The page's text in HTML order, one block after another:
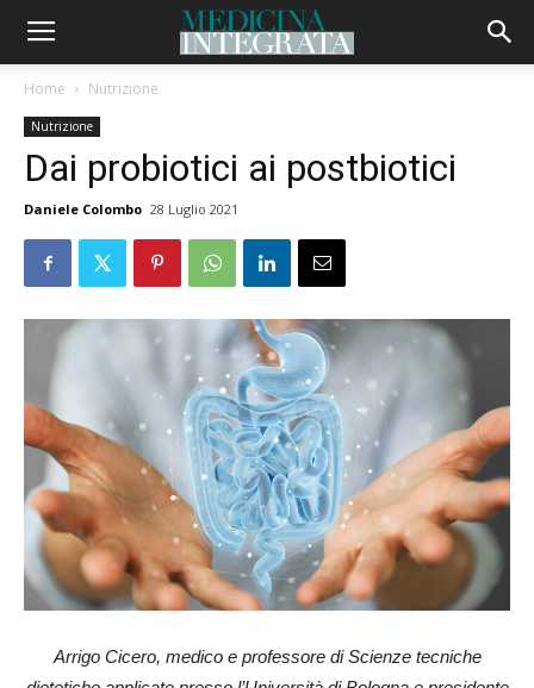
Home Nutrizione
Nutrizione
Dai probiotici ai postbiotici
Daniele Colombo 28 Luglio 2021
Arrigo Cicero, medico e professore di Scienze tecniche